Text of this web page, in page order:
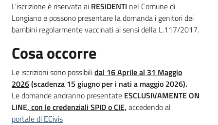
L'iscrizione è riservata ai RESIDENTI nel Comune di
Longiano e possono presentare la domanda i genitori dei
bambini regolarmente vaccinati ai sensi della L.117/2017.
Cosa occorre
Le iscrizioni sono possibilidal 16 Aprile al 31 Maggio
2026(scadenza 15 giugno per i nati a maggio 2026).
Le domande andranno presentate ESCLUSIVAMENTE ON
LINE, con le credenziali SPID o CIE, accedendo al
portale di ECivis